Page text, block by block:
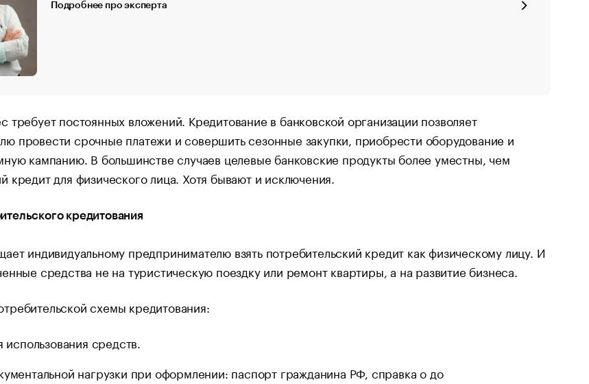
Подробнее про эксперта
требует постоянных вложений. Кредитование в банковской организации позволяет
провести срочные платежи и совершить сезонные закупки, приобрести оборудование и
кампанию. В большинстве случаев целевые банковские продукты более уместны, чем
кредит для физического лица. Хотя бывают и исключения.
кредитования
индивидуальному предпринимателю взять потребительский кредит как физическому лицу. И
средства не на туристическую поездку или ремонт квартиры, а на развитие бизнеса.
схемы кредитования:
средств.
нагрузки при оформлении: паспорт гражданина РФ, справка о до